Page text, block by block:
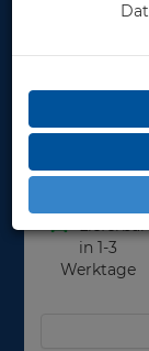
Lieferbar
in 1-3
Werktage